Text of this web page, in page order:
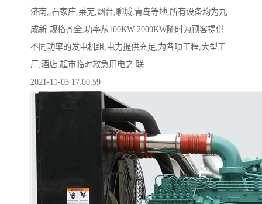
济南,,石家庄,莱芜,烟台,聊城,青岛等地,所有设备均为九
成新.规格齐全,功率从100KW-2000KW随时为顾客提供
不同功率的发电机组,电力提供充足,为各项工程,大型工
厂,酒店,超市临时救急用电之.联
2021-11-03 17:00:59